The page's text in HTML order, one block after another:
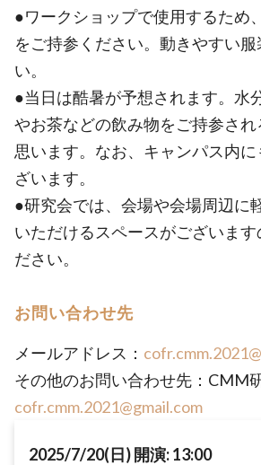
●ワークショップで使用するため
をご持参ください。動きやすい
い。
●当日は酷暑が予想されます。水
やお茶などの飲み物をご持参され
思います。なお、キャンパス内
ざいます。
●研究会では、会場や会場周辺に
いただけるスペースがございます
ださい。
お問い合わせ先
メールアドレス：
その他のお問い合わせ先：CMM
cofr.cmm.2021@gmail.com
2025/7/20(日) 開演: 13:00